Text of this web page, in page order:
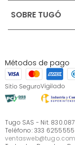
Ofertas vigentes
Términos,
S.A.S
Términos,
Instructivo
Sé parte de Tugó
¿Quiénes somos?
Servicio al cliente
SOBRE TUGÓ
¿Quieres vender
Métodos de pago
Tugo SAS - Nit.
Teléfono: 333